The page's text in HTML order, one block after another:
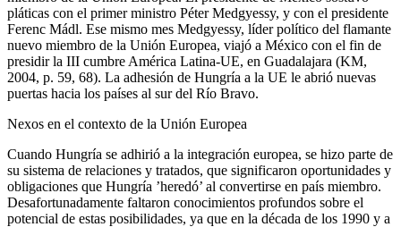
pláticas con el primer ministro Péter Medgyessy, y con el presidente
Ferenc Mádl. Ese mismo mes Medgyessy, líder político del flamante
nuevo miembro de la Unión Europea, viajó a México con el fin de
presidir la III cumbre América Latina-UE, en Guadalajara (KM,
2004, p. 59, 68). La adhesión de Hungría a la UE le abrió nuevas
puertas hacia los países al sur del Río Bravo.
Nexos en el contexto de la Unión Europea
Cuando Hungría se adhirió a la integración europea, se hizo parte de
su sistema de relaciones y tratados, que significaron oportunidades y
obligaciones que Hungría ’heredó’ al convertirse en país miembro.
Desafortunadamente faltaron conocimientos profundos sobre el
potencial de estas posibilidades, ya que en la década de los 1990 y a